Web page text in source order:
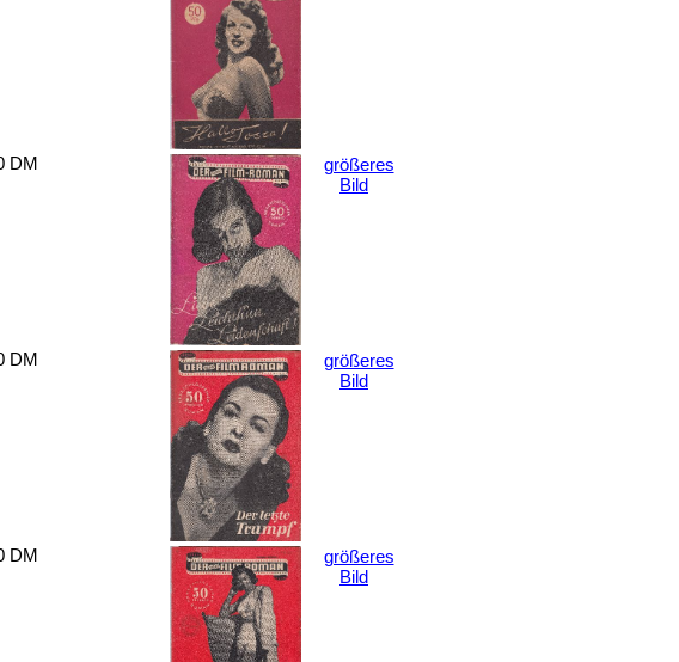
DM
größeres
Bild
DM
größeres
Bild
DM
größeres
Bild